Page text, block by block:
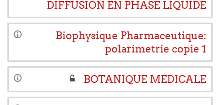
DIFFUSION EN PHASE LIQUIDE
Biophysique Pharmaceutique:
polarimetrie copie 1
BOTANIQUE MEDICALE